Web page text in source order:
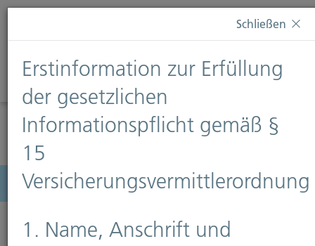
Diese Webseite verwendet Cookies. Wenn Sie weiterhin
Informationen finden Sie auf unserer SeiteDatenschutz
Diese Nachricht nicht erneut anzeigen
Menü
Schließen
Erstinformation zur Erfüllung
der gesetzlichen
Informationspflicht gemäß §
15
Versicherungsvermittlerordnung
1. Name, Anschrift und